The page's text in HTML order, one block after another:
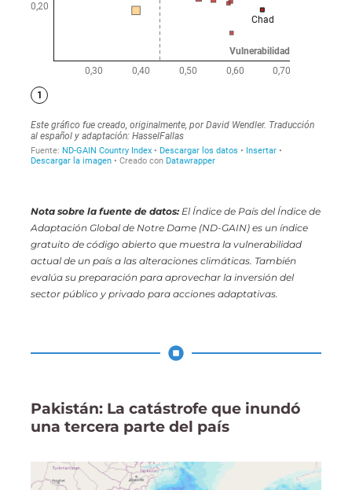
Nota sobre la fuente de datos: El Índice de País del Índice de
Adaptación Global de Notre Dame (ND-GAIN) es un índice
gratuito de código abierto que muestra la vulnerabilidad
actual de un país a las alteraciones climáticas. También
evalúa su preparación para aprovechar la inversión del
sector público y privado para acciones adaptativas.
Pakistán: La catástrofe que inundó
una tercera parte del país